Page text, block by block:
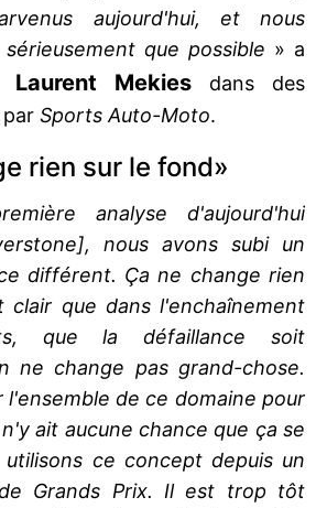
aujourd'hui, et nous
que possible » a
Laurent Mekies dans des
Sports Auto-Moto.
rien sur le fond»
analyse d'aujourd'hui
nous avons subi un
différent. Ça ne change rien
que dans l'enchaînement
que la défaillance soit
ne change pas grand-chose.
l'ensemble de ce domaine pour
ait aucune chance que ça se
utilisons ce concept depuis un
Grands Prix. Il est trop tôt